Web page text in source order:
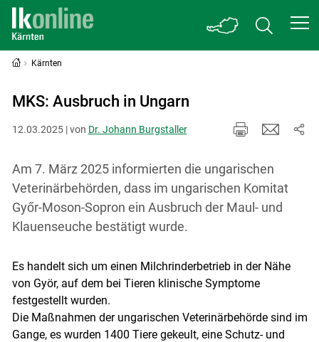
Kärnten
MKS: Ausbruch in Ungarn
12.03.2025 | von Dr. Johann Burgstaller
Am 7. März 2025 informierten die ungarischen
Veterinärbehörden, dass im ungarischen Komitat
Győr-Moson-Sopron ein Ausbruch der Maul- und
Klauenseuche bestätigt wurde.
Es handelt sich um einen Milchrinderbetrieb in der Nähe
von Györ, auf dem bei Tieren klinische Symptome
festgestellt wurden.
Die Maßnahmen der ungarischen Veterinärbehörde sind im
Gange, es wurden 1400 Tiere gekeult, eine Schutz- und